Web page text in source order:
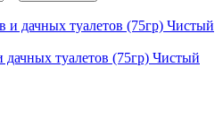
дачных туалетов (75гр) Чистый